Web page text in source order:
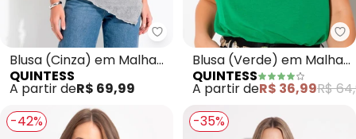
Quintess - Blusa (Cinza) em
Blusa (Cinza) em Malha
Devorê
QUINTESS
A partir deR$ 69,99
Blusa (Verde) em Malha
de Viscose
QUINTESS
A partir deR$ 36,99R$
-42%
-35%